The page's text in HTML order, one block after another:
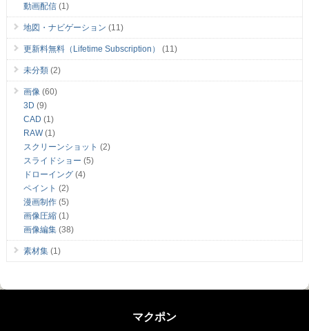
動画配信(1)
地図・ナビゲーション (11)
更新料無料（Lifetime Subscription） (11)
未分類(2)
画像(60)
3D (9)
CAD (1)
RAW(1)
スクリーンショット (2)
スライドショー (5)
ドローイング(4)
ペイント (2)
漫画制作(5)
画像圧縮(1)
画像編集(38)
素材集(1)
マクポン